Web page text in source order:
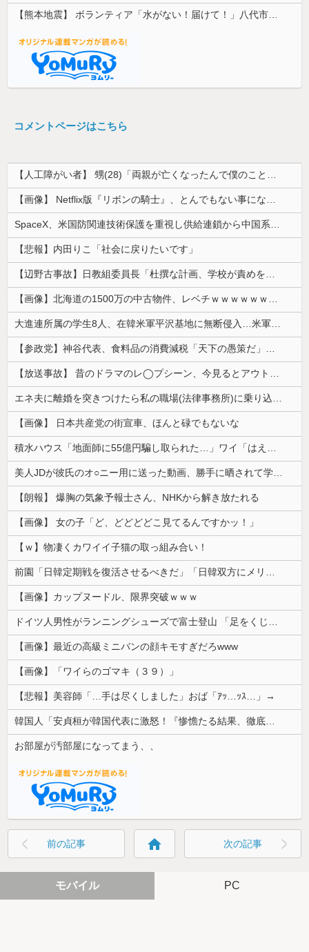
コメントページはこちら
【悲報】内田りこ「社会に戻りたいです」
【画像】 日本共産党の街宣車、ほんと碌でもないな
【朗報】 爆胸の気象予報士さん、NHKから解き放たれる
【画像】 女の子「ど、どどどどこ見てるんですかッ！」
【ｗ】物凄くカワイイ子猫の取っ組み合い！
【画像】カップヌードル、限界突破ｗｗｗ
【画像】最近の高級ミニバンの顔キモすぎだろwww
【画像】「ワイらのゴマキ（３９）」
【悲報】美容師「…手は尽くしました」おば「ｱｯ…ｯｽ…」→
お部屋が汚部屋になってまう、、
前の記事 home 次の記事
モバイル PC